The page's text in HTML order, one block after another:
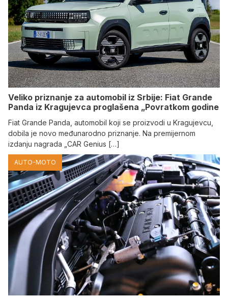
Veliko priznanje za automobil iz Srbije: Fiat Grande
Panda iz Kragujevca proglašena „Povratkom godine
Fiat Grande Panda, automobil koji se proizvodi u Kragujevcu,
dobila je novo međunarodno priznanje. Na premijernom
izdanju nagrada „CAR Genius […]
AUTO-MOTO